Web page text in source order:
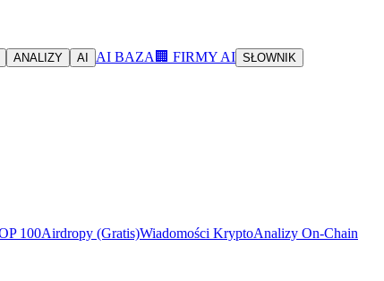
ANALIZY AI AI BAZA 🏢 FIRMY AI SŁOWNIK
100Airdropy (Gratis)Wiadomości KryptoAnalizy On-Chain